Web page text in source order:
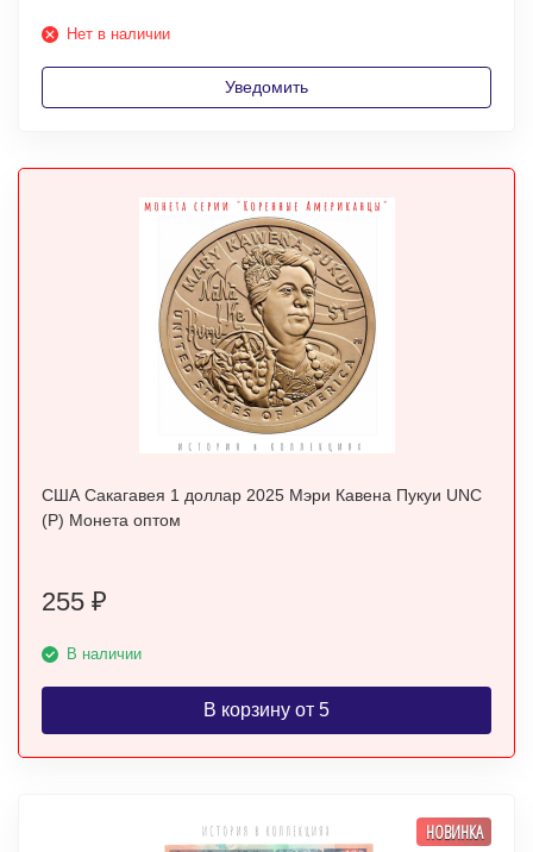
Нет в наличии
Уведомить
США Сакагавея 1 доллар 2025 Мэри Кавена Пукуи UNC
(P) Монета оптом
255 ₽
В наличии
В корзину от 5
НОВИНКА